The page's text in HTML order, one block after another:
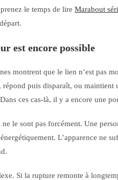
le temps de lire Marabout
est encore possible
montrent que le lien n’est pas
répond puis disparaît, ou
ces cas-là, il y a encore une
le sont pas forcément. Une
L’apparence ne
Si la rupture remonte à